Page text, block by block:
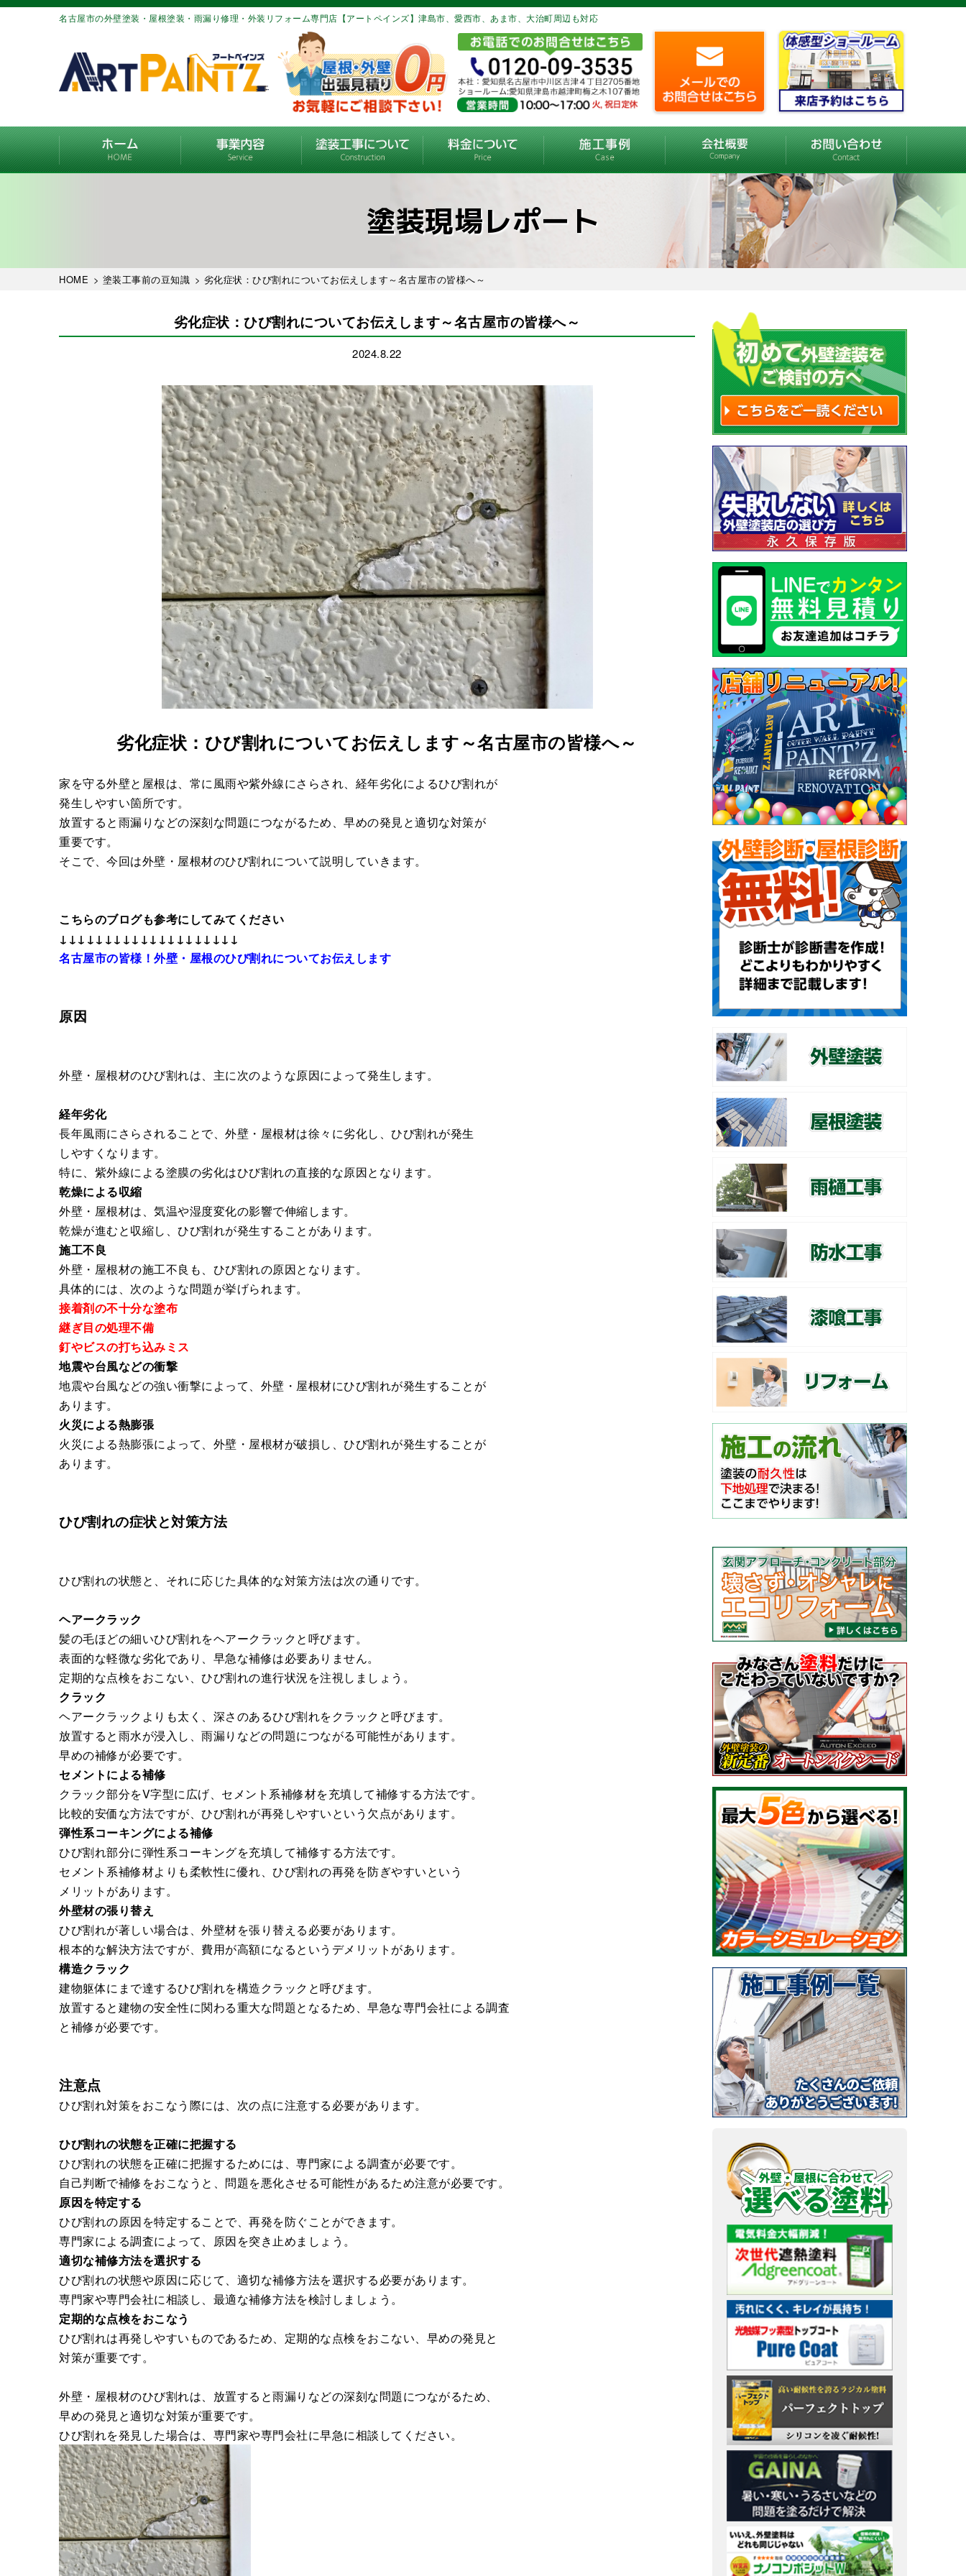
名古屋市の外壁塗装・屋根塗装・雨漏り修理・外装リフォーム専門店【アートペインズ】津島市、愛西市、あま市、大治町周辺も対応
塗装現場レポート
HOME > 塗装工事前の豆知識 > 劣化症状：ひび割れについてお伝えします～名古屋市の皆様へ～
劣化症状：ひび割れについてお伝えします～名古屋市の皆様へ～
2024.8.22
劣化症状：ひび割れについてお伝えします～名古屋市の皆様へ～
家を守る外壁と屋根は、常に風雨や紫外線にさらされ、経年劣化によるひび割れが
発生しやすい箇所です。
放置すると雨漏りなどの深刻な問題につながるため、早めの発見と適切な対策が
重要です。
そこで、今回は外壁・屋根材のひび割れについて説明していきます。
こちらのブログも参考にしてみてください
↓↓↓↓↓↓↓↓↓↓↓↓↓↓↓↓↓↓↓↓
名古屋市の皆様！外壁・屋根のひび割れについてお伝えします
原因
外壁・屋根材のひび割れは、主に次のような原因によって発生します。
経年劣化
長年風雨にさらされることで、外壁・屋根材は徐々に劣化し、ひび割れが発生
しやすくなります。
特に、紫外線による塗膜の劣化はひび割れの直接的な原因となります。
乾燥による収縮
外壁・屋根材は、気温や湿度変化の影響で伸縮します。
乾燥が進むと収縮し、ひび割れが発生することがあります。
施工不良
外壁・屋根材の施工不良も、ひび割れの原因となります。
具体的には、次のような問題が挙げられます。
接着剤の不十分な塗布
継ぎ目の処理不備
釘やビスの打ち込みミス
地震や台風などの衝撃
地震や台風などの強い衝撃によって、外壁・屋根材にひび割れが発生することが
あります。
火災による熱膨張
火災による熱膨張によって、外壁・屋根材が破損し、ひび割れが発生することが
あります。
ひび割れの症状と対策方法
ひび割れの状態と、それに応じた具体的な対策方法は次の通りです。
ヘアークラック
髪の毛ほどの細いひび割れをヘアークラックと呼びます。
表面的な軽微な劣化であり、早急な補修は必要ありません。
定期的な点検をおこない、ひび割れの進行状況を注視しましょう。
クラック
ヘアークラックよりも太く、深さのあるひび割れをクラックと呼びます。
放置すると雨水が浸入し、雨漏りなどの問題につながる可能性があります。
早めの補修が必要です。
セメントによる補修
クラック部分をV字型に広げ、セメント系補修材を充填して補修する方法です。
比較的安価な方法ですが、ひび割れが再発しやすいという欠点があります。
弾性系コーキングによる補修
ひび割れ部分に弾性系コーキングを充填して補修する方法です。
セメント系補修材よりも柔軟性に優れ、ひび割れの再発を防ぎやすいという
メリットがあります。
外壁材の張り替え
ひび割れが著しい場合は、外壁材を張り替える必要があります。
根本的な解決方法ですが、費用が高額になるというデメリットがあります。
構造クラック
建物躯体にまで達するひび割れを構造クラックと呼びます。
放置すると建物の安全性に関わる重大な問題となるため、早急な専門会社による調査
と補修が必要です。
注意点
ひび割れ対策をおこなう際には、次の点に注意する必要があります。
ひび割れの状態を正確に把握する
ひび割れの状態を正確に把握するためには、専門家による調査が必要です。
自己判断で補修をおこなうと、問題を悪化させる可能性があるため注意が必要です。
原因を特定する
ひび割れの原因を特定することで、再発を防ぐことができます。
専門家による調査によって、原因を突き止めましょう。
適切な補修方法を選択する
ひび割れの状態や原因に応じて、適切な補修方法を選択する必要があります。
専門家や専門会社に相談し、最適な補修方法を検討しましょう。
定期的な点検をおこなう
ひび割れは再発しやすいものであるため、定期的な点検をおこない、早めの発見と
対策が重要です。
外壁・屋根材のひび割れは、放置すると雨漏りなどの深刻な問題につながるため、
早めの発見と適切な対策が重要です。
ひび割れを発見した場合は、専門家や専門会社に早急に相談してください。